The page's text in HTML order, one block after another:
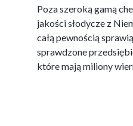
Poza szeroką gamą
jakości słodycze z
całą pewnością
sprawdzone
które mają miliony